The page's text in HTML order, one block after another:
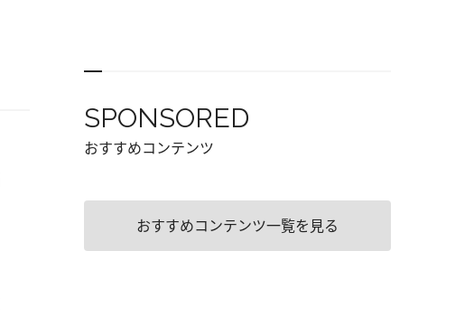
SPONSORED
おすすめコンテンツ
おすすめコンテンツ一覧を見る